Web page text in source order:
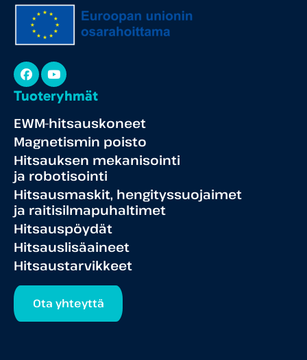
Facebook
YouTube
Tuoteryhmät
EWM-hitsauskoneet
Magnetismin poisto
Hitsauksen mekanisointi
ja robotisointi
Hitsausmaskit, hengityssuojaimet
ja raitisilmapuhaltimet
Hitsauspöydät
Hitsauslisäaineet
Hitsaustarvikkeet
Ota yhteyttä